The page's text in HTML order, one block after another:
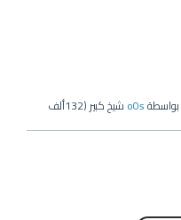
بواسطةo0s شيخ كبير(132ألف